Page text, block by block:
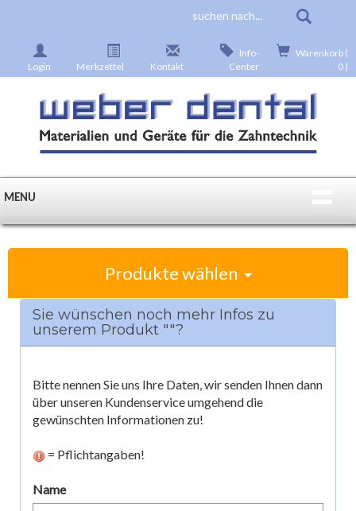
Login Merkzettel Kontakt
Info-
Center
Warenkorb (
0 )
MENU
Produkte wählen
Sie wünschen noch mehr Infos zu
unserem Produkt ""?
Bitte nennen Sie uns Ihre Daten, wir senden Ihnen dann
über unseren Kundenservice umgehend die
gewünschten Informationen zu!
= Pflichtangaben!
Name